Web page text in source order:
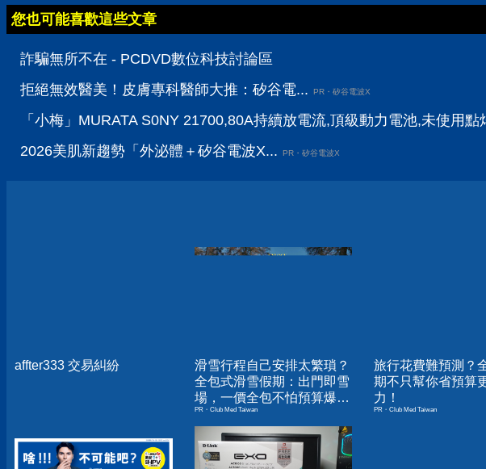
您也可能喜歡這些文章
詐騙無所不在 - PCDVD數位科技討論區
拒絕無效醫美！皮膚專科醫師大推：矽谷電...
PR・矽谷電波X
「小梅」MURATA S0NY 21700,80A持續放電流,頂級動力電池,未使用
2026美肌新趨勢「外泌體＋矽谷電波X...
PR・矽谷電波X
affter333 交易糾紛
滑雪行程自己安排太繁瑣？
全包式滑雪假期：出門即雪
場，一價全包不怕預算爆
表！
PR・Club Med Taiwan
旅行花費難預測？
期不只幫你省預算
力！
PR・Club Med Taiwan